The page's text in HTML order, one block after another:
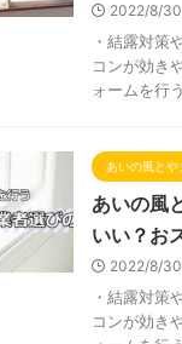
2022/8/30
・結露対策
コンが効き
ォームを行
あいの風とや
あいの風
いい？お
2022/8/30
・結露対策
コンが効き